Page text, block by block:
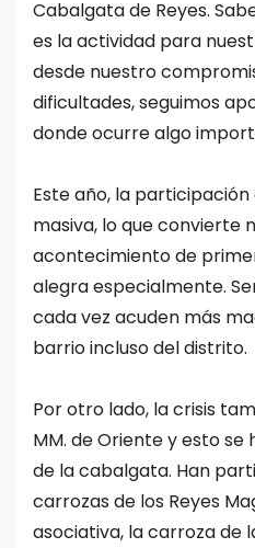
Cabalgata de Reyes.
es la actividad para
desde nuestro
dificultades, seguimos
donde ocurre algo
Este año, la
masiva, lo que convierte
acontecimiento de
alegra especialmente.
cada vez acuden más
barrio incluso del distrito.
Por otro lado, la crisis
MM. de Oriente y esto
de la cabalgata. Han
carrozas de los Reyes
asociativa, la carroza de